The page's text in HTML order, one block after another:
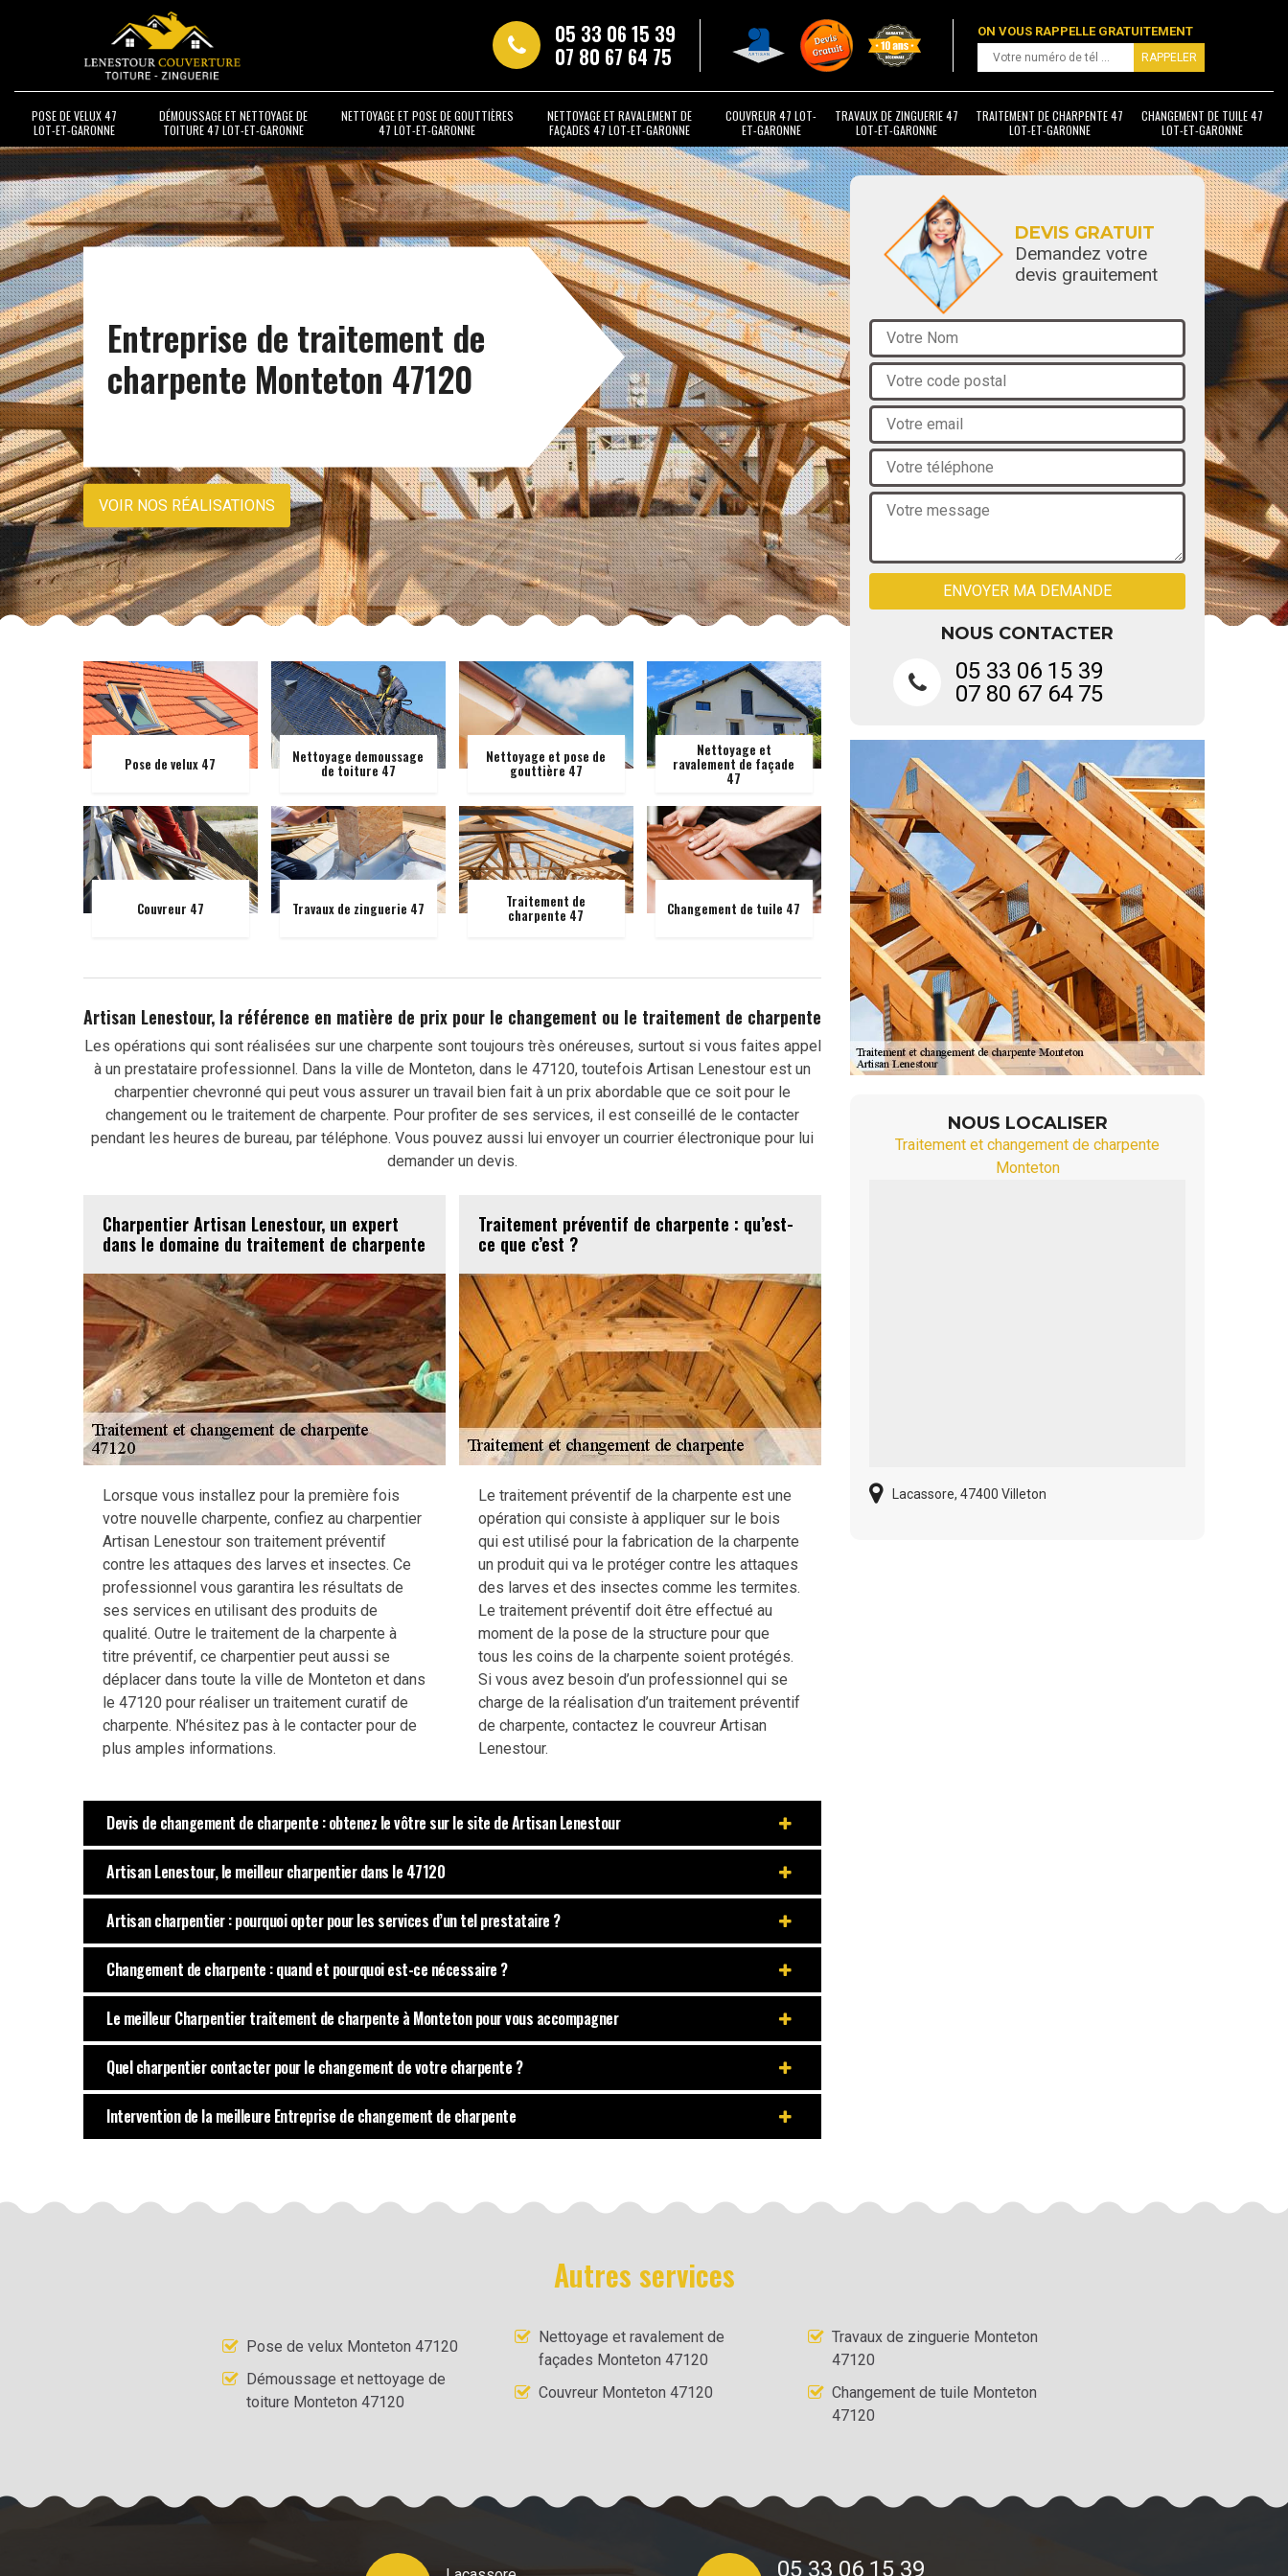
05 33 06 15 39
07 80 67 64 75
ON VOUS RAPPELLE GRATUITEMENT
POSE DE VELUX 47
LOT-ET-GARONNE
DÉMOUSSAGE ET NETTOYAGE DE
TOITURE 47 LOT-ET-GARONNE
NETTOYAGE ET POSE DE GOUTTIÈRES
47 LOT-ET-GARONNE
NETTOYAGE ET RAVALEMENT DE
FAÇADES 47 LOT-ET-GARONNE
COUVREUR 47 LOT-
ET-GARONNE
TRAVAUX DE ZINGUERIE 47
LOT-ET-GARONNE
TRAITEMENT DE CHARPENTE 47
LOT-ET-GARONNE
CHANGEMENT DE TUILE 47
LOT-ET-GARONNE
Entreprise de traitement de
charpente Monteton 47120
VOIR NOS RÉALISATIONS
Pose de velux 47 Nettoyage demoussage
de toiture 47
Nettoyage et pose de
gouttière 47
Nettoyage et
ravalement de façade
47
Couvreur 47 Travaux de zinguerie 47 Traitement de
charpente 47 Changement de tuile 47
Artisan Lenestour, la référence en matière de prix pour le changement ou le traitement de charpente
Les opérations qui sont réalisées sur une charpente sont toujours très onéreuses, surtout si vous faites appel
à un prestataire professionnel. Dans la ville de Monteton, dans le 47120, toutefois Artisan Lenestour est un
charpentier chevronné qui peut vous assurer un travail bien fait à un prix abordable que ce soit pour le
changement ou le traitement de charpente. Pour profiter de ses services, il est conseillé de le contacter
pendant les heures de bureau, par téléphone. Vous pouvez aussi lui envoyer un courrier électronique pour lui
demander un devis.
Charpentier Artisan Lenestour, un expert
dans le domaine du traitement de charpente
Lorsque vous installez pour la première fois
votre nouvelle charpente, confiez au charpentier
Artisan Lenestour son traitement préventif
contre les attaques des larves et insectes. Ce
professionnel vous garantira les résultats de
ses services en utilisant des produits de
qualité. Outre le traitement de la charpente à
titre préventif, ce charpentier peut aussi se
déplacer dans toute la ville de Monteton et dans
le 47120 pour réaliser un traitement curatif de
charpente. N’hésitez pas à le contacter pour de
plus amples informations.
Traitement préventif de charpente : qu’est-
ce que c’est ?
Le traitement préventif de la charpente est une
opération qui consiste à appliquer sur le bois
qui est utilisé pour la fabrication de la charpente
un produit qui va le protéger contre les attaques
des larves et des insectes comme les termites.
Le traitement préventif doit être effectué au
moment de la pose de la structure pour que
tous les coins de la charpente soient protégés.
Si vous avez besoin d’un professionnel qui se
charge de la réalisation d’un traitement préventif
de charpente, contactez le couvreur Artisan
Lenestour.
Devis de changement de charpente : obtenez le vôtre sur le site de Artisan Lenestour
Artisan Lenestour, le meilleur charpentier dans le 47120
Artisan charpentier : pourquoi opter pour les services d’un tel prestataire ?
Changement de charpente : quand et pourquoi est-ce nécessaire ?
Le meilleur Charpentier traitement de charpente à Monteton pour vous accompagner
Quel charpentier contacter pour le changement de votre charpente ?
Intervention de la meilleure Entreprise de changement de charpente
DEVIS GRATUIT
Demandez votre
devis grauitement
NOUS CONTACTER
05 33 06 15 39
07 80 67 64 75
NOUS LOCALISER
Traitement et changement de charpente
Monteton
Lacassore, 47400 Villeton
Autres services
Pose de velux Monteton 47120
Démoussage et nettoyage de
toiture Monteton 47120
Nettoyage et ravalement de
façades Monteton 47120
Couvreur Monteton 47120
Travaux de zinguerie Monteton
47120
Changement de tuile Monteton
47120
05 33 06 15 39